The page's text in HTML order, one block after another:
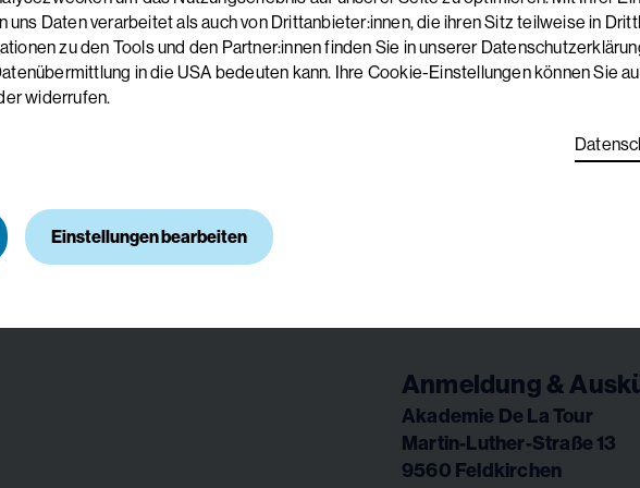
Das aktuelle Kursbuch
Jetzt ansehen Jetzt bestellen
Anmeldung &
Akademie De La Tour
Martin-Luther-Straße 13
9560 Feldkirchen
Daten verarbeitet als auch von Drittanbieter:innen, die ihren Sitz teilweise in
zu den Tools und den Partner:innen finden Sie in unserer
in die USA bedeuten kann. Ihre Cookie-Einstellungen können Sie
widerrufen.
Einstellungen bearbeiten